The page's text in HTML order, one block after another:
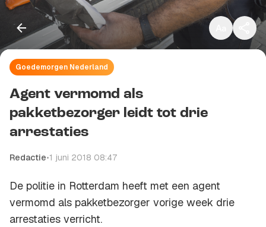
Goedemorgen Nederland
Agent vermomd als
pakketbezorger leidt tot drie
arrestaties
Redactie•1 juni 2018 08:47
De politie in Rotterdam heeft met een agent
vermomd als pakketbezorger vorige week drie
arrestaties verricht.